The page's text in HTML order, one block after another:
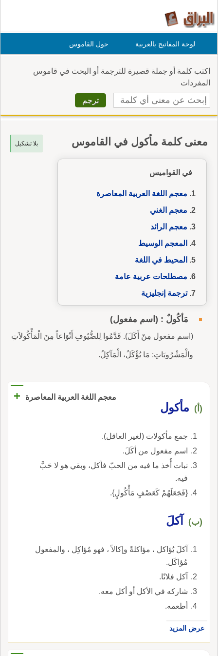
لوحة المفاتيح بالعربية حول القاموس
اكتب كلمة أو جملة قصيرة للترجمة أو البحث في قاموس
المفردات
بلا تشكيل معنى كلمة مأكول في القاموس
في القواميس
معجم اللغة العربية المعاصرة
معجم الغني
معجم الرائد
المعجم الوسيط
المحيط في اللغة
مصطلحات عربية عامة
ترجمة إنجليزية
مَأْكُولٌ : (اسم مفعول)
(اسم مفعول مِنْ أَكَلَ). قَدَّمُوا لِلضُّيُوفِ أَنْوَاعاً مِنَ الْمَأْكُولاَتِ
والْمَشْرُوبَاتِ: مَا يُؤْكَلُ، الْمَآكِلُ.
معجم اللغة العربية المعاصرة +
(أ) مأكول
جمع مأكولات (لغير العاقل).
اسم مفعول من أكَلَ.
نبات أُخذ ما فيه من الحبّ فأكل، وبقي هو لا حَبَّ
فيه.
{فَجَعَلَهُمْ كَعَصْفٍ مَأْكُولٍ}.
(ب) آكلَ
آكلَ يُؤاكل ، مؤاكلةً وإكالاً ، فهو مُؤاكِل ، والمفعول
مُؤاكَل.
آكل فلانًا.
شاركه في الأكل أو أكل معه.
أطعمه.
عرض المزيد